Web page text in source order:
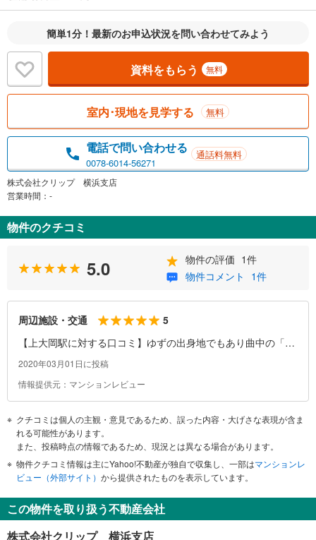
簡単1分！最新のお申込状況を問い合わせてみよう
資料をもらう 無料
室内･現地を見学する 無料
電話で問い合わせる
0078-6014-56271
通話料無料
株式会社クリップ 横浜支店
営業時間：-
物件のクチコミ
5.0 物件の評価 1件
物件コメント
1件
周辺施設・交通
5
【上大岡駅に対する口コミ】ゆずの出身地でもあり曲中の「こ
の長い長い下り坂を～」のとおり、駅前以外、少し住宅地に入
2020年03月01日に投稿
情報提供元：マンションレビュー
クチコミは個人の主観・意見であるため、誤った内容・大げさな表現が含ま
れる可能性があります。
また、投稿時点の情報であるため、現況とは異なる場合があります。
物件クチコミ情報は主にYahoo!不動産が独自で収集し、一部はマンションレ
ビュー（外部サイト） から提供されたものを表示しています。
この物件を取り扱う不動産会社
株式会社クリップ 横浜支店